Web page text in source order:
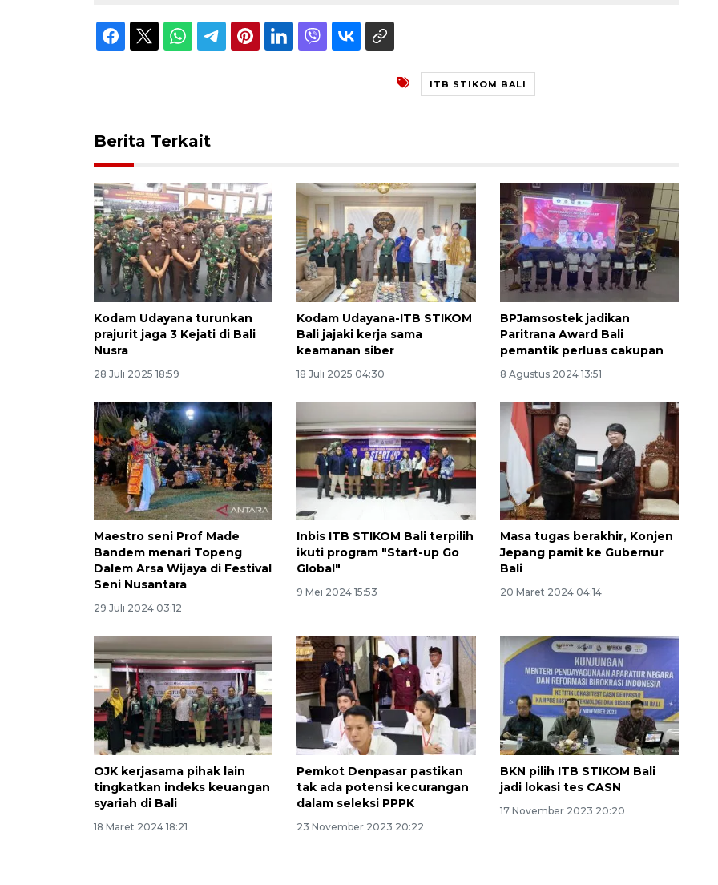
ITB STIKOM BALI
Berita Terkait
Kodam Udayana turunkan
prajurit jaga 3 Kejati di Bali
Nusra
28 Juli 2025 18:59
Kodam Udayana-ITB STIKOM
Bali jajaki kerja sama
keamanan siber
18 Juli 2025 04:30
BPJamsostek jadikan
Paritrana Award Bali
pemantik perluas cakupan
8 Agustus 2024 13:51
Maestro seni Prof Made
Bandem menari Topeng
Dalem Arsa Wijaya di Festival
Seni Nusantara
29 Juli 2024 03:12
Inbis ITB STIKOM Bali terpilih
ikuti program "Start-up Go
Global"
9 Mei 2024 15:53
Masa tugas berakhir, Konjen
Jepang pamit ke Gubernur
Bali
20 Maret 2024 04:14
OJK kerjasama pihak lain
tingkatkan indeks keuangan
syariah di Bali
18 Maret 2024 18:21
Pemkot Denpasar pastikan
tak ada potensi kecurangan
dalam seleksi PPPK
23 November 2023 20:22
BKN pilih ITB STIKOM Bali
jadi lokasi tes CASN
17 November 2023 20:20
Waspadai penyakit saat
2026-08-05 12:00:00